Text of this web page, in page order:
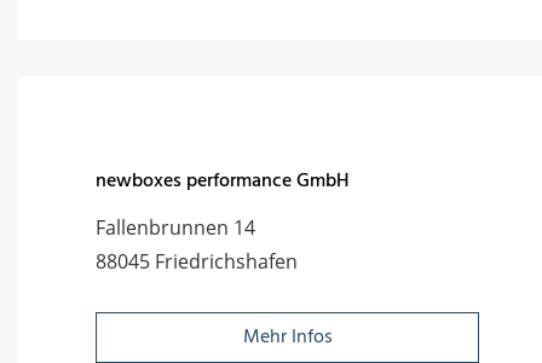
newboxes performance GmbH
Fallenbrunnen 14
88045 Friedrichshafen
Mehr Infos